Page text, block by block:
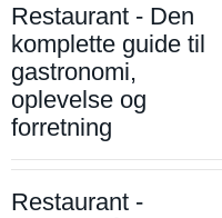
Restaurant - Den
komplette guide til
gastronomi,
oplevelse og
forretning
Restaurant -